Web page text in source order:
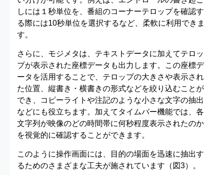
しには１秒単位を、番組のコーナーテロップを確認す
る際には10秒単位を選択するなど、柔軟に利用できま
す。
さらに、モジメタは、テキストデータに加えてテロッ
プが表示された座標データも出力します。この座標デ
ータを活用することで、テロップの大きさや表示され
た位置、縦書き・横書きの形式などを絞り込むことが
でき、コピーライトや注記のような小さな文字の抽出
などにも役立ちます。加えてタイムバー機能では、各
文字列が映像のどの時間帯に何秒程度表示されたのか
を視覚的に確認することができます。
このように操作画面には、目的の場面を迅速に抽出す
るためのさまざまな工夫が施されています（図3）。